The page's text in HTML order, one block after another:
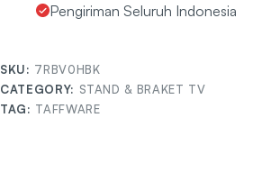
Pengiriman Seluruh Indonesia
SKU: 7RBV0HBK
CATEGORY: STAND & BRAKET TV
TAG: TAFFWARE